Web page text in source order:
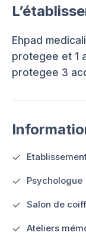
Ehpad
protegee et 1
protegee 3
Psychologue
Salon de
Ateliers